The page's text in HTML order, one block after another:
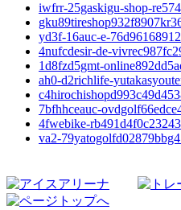
iwfrr-25gaskigu-shop-
yd3f-16auc-e-
4nufcdesir-de-
1d8fzd5gmt-
ah0-d2richlife-
7bfhhceauc-
4fwebike-
va2-